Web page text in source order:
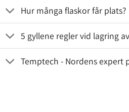
Hur många flaskor får plats?
5 gyllene regler vid lagring
Temptech - Nordens expert